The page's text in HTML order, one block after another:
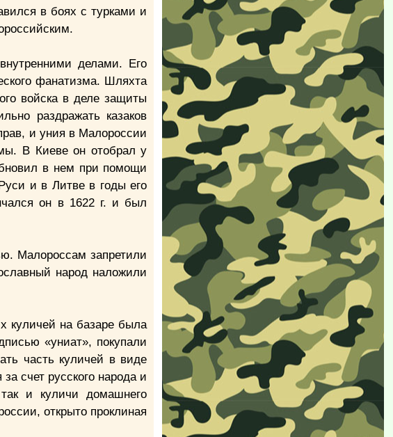
в боях с турками и
делами. Его
фанатизма. Шляхта
войска в деле защиты
раздражать казаков
и уния в Малороссии
В Киеве он отобрал у
в нем при помощи
и в Литве в годы его
он в 1622 г. и был
Малороссам запретили
народ наложили
куличей на базаре была
«униат», покупали
часть куличей в виде
счет русского народа и
и куличи домашнего
открыто проклиная